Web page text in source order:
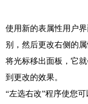
使用新的表属性用户
别，然后更改右侧的
将光标移出面板，它
到更改的效果。
“左选右改”程序使您